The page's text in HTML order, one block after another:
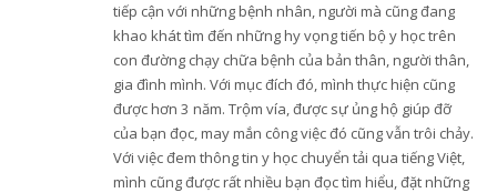
tiếp cận với những bệnh nhân, người mà cũng đang
khao khát tìm đến những hy vọng tiến bộ y học trên
con đường chạy chữa bệnh của bản thân, người thân,
gia đình mình. Với mục đích đó, mình thực hiện cũng
được hơn 3 năm. Trộm vía, được sự ủng hộ giúp đỡ
của bạn đọc, may mắn công việc đó cũng vẫn trôi chảy.
Với việc đem thông tin y học chuyển tải qua tiếng Việt,
mình cũng được rất nhiều bạn đọc tìm hiểu, đặt những